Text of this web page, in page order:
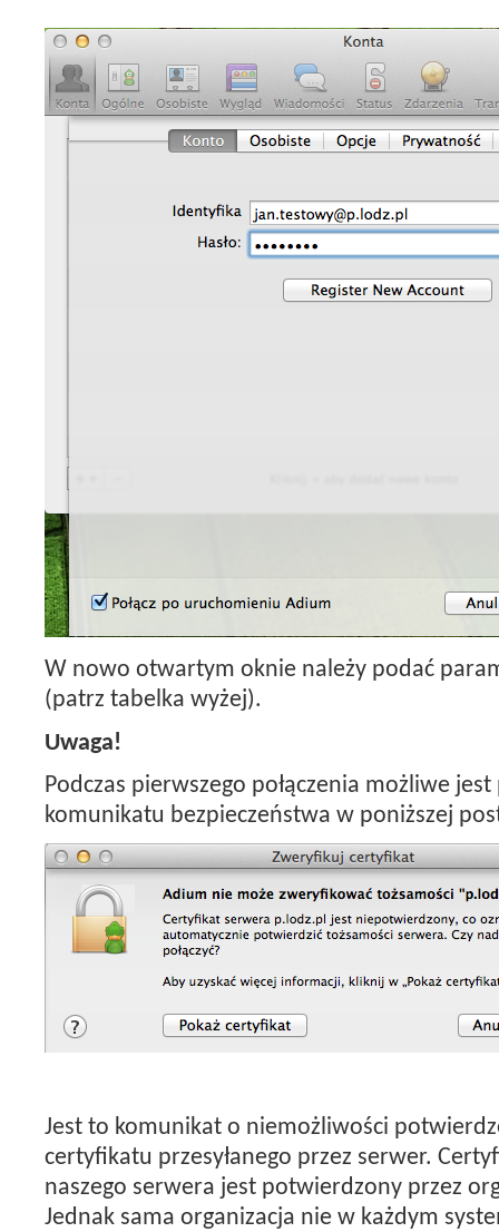
W nowo otwartym oknie należy podać
(patrz tabelka wyżej).
Uwaga!
Podczas pierwszego połączenia możliwe
komunikatu bezpieczeństwa w poniższej
Jest to komunikat o niemożliwości
certyfikatu przesyłanego przez serwer.
naszego serwera jest potwierdzony przez
Jednak sama organizacja nie w każdym